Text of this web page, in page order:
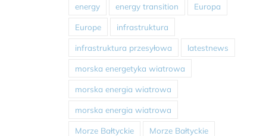
energy energy transition Europa
Europe infrastruktura
infrastruktura przesyłowa latestnews
morska energetyka wiatrowa
morska energia wiatrowa
morska energia wiatrowa
Morze Bałtyckie Morze Bałtyckie